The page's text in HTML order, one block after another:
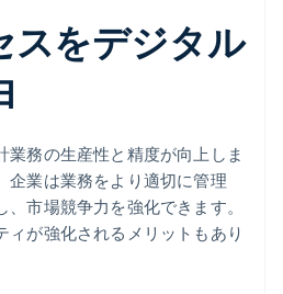
スをデジタル
業務の生産性と精度が向上しま
企業は業務をより適切に管理
市場競争力を強化できます。
ィが強化されるメリットもあり